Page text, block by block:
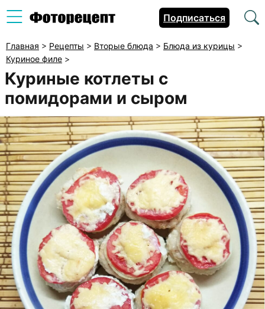
Подписаться
Главная > Рецепты > Вторые блюда > Блюда из курицы >
Куриное филе >
Куриные котлеты с
помидорами и сыром